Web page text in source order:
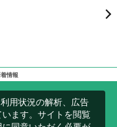
情報
用状況の解析、広告
ます。サイトを閲覧